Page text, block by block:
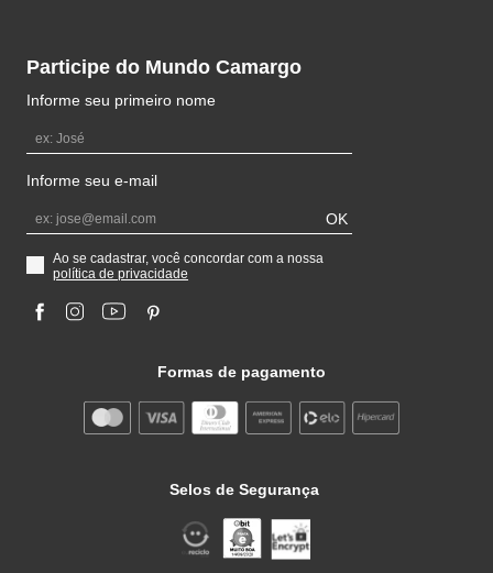
Participe do Mundo Camargo
Informe seu primeiro nome
Informe seu e-mail
OK
Ao se cadastrar, você concordar com a nossa
política de privacidade
Formas de pagamento
Selos de Segurança